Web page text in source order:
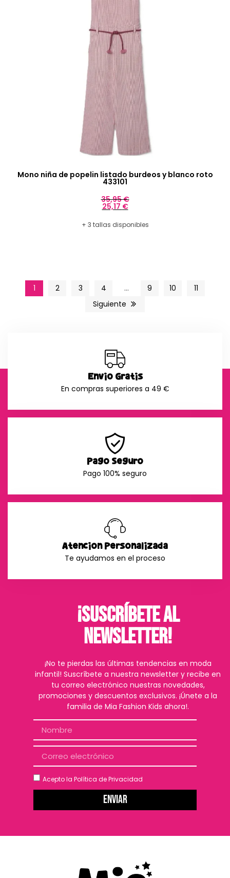
Mono niña de popelin listado burdeos y blanco roto
433101
35,95€
25,17 €
+ 3 tallas disponibles
1 2 3 4 … 9 10
11
Siguiente
Envío Gratis
En compras superiores a 49 €
Pago Seguro
Pago 100% seguro
Atención Personalizada
Te ayudamos en el proceso
¡Suscríbete al
Newsletter!
¡No te pierdas las últimas tendencias en moda
infantil! Suscríbete a nuestra newsletter y recibe en
tu correo electrónico nuestras novedades,
promociones y descuentos exclusivos. ¡Únete a la
familia de Mia Fashion Kids ahora!.
Acepto la Política de Privacidad
Enviar